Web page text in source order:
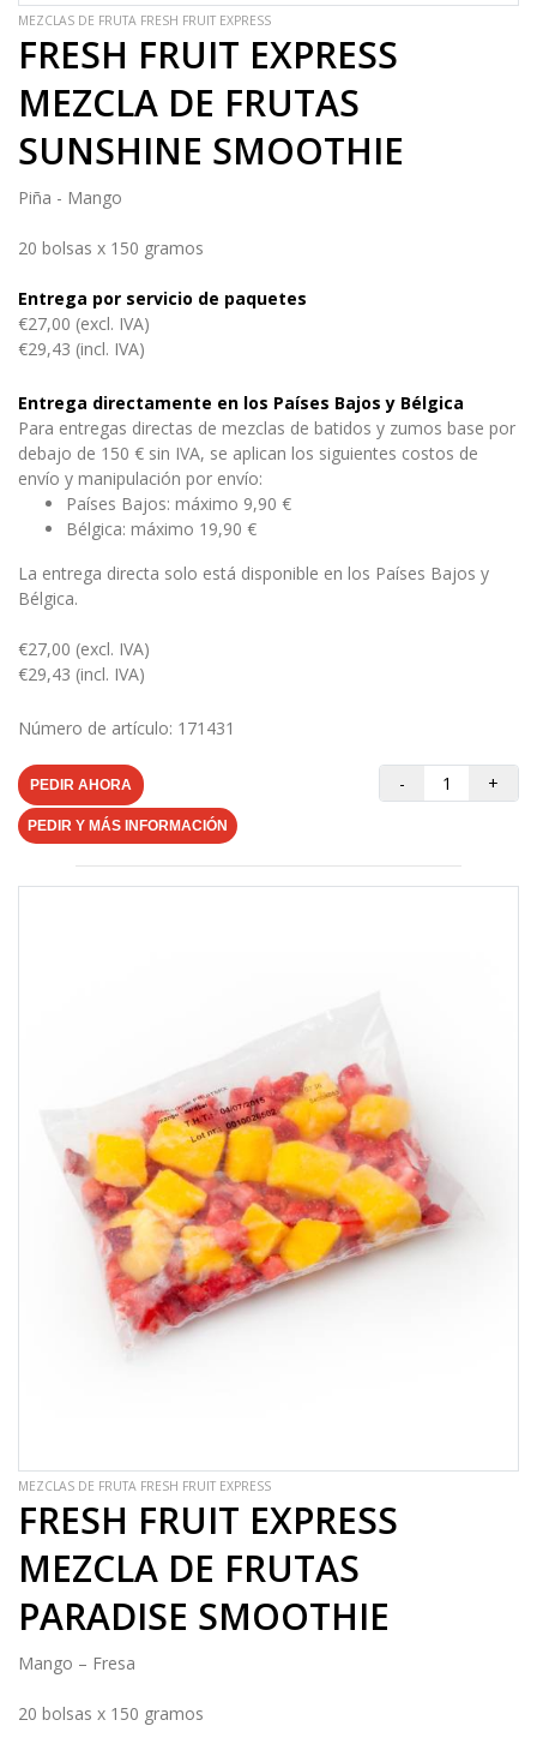
MEZCLAS DE FRUTA FRESH FRUIT EXPRESS
FRESH FRUIT EXPRESS
MEZCLA DE FRUTAS
SUNSHINE SMOOTHIE
Piña - Mango
20 bolsas x 150 gramos
Entrega por servicio de paquetes
€27,00 (excl. IVA)
€29,43 (incl. IVA)
Entrega directamente en los Países Bajos y Bélgica
Para entregas directas de mezclas de batidos y zumos base por
debajo de 150 € sin IVA, se aplican los siguientes costos de
envío y manipulación por envío:
Países Bajos: máximo 9,90 €
Bélgica: máximo 19,90 €
La entrega directa solo está disponible en los Países Bajos y
Bélgica.
€27,00 (excl. IVA)
€29,43 (incl. IVA)
Número de artículo: 171431
PEDIR AHORA - +
PEDIR Y MÁS INFORMACIÓN
MEZCLAS DE FRUTA FRESH FRUIT EXPRESS
FRESH FRUIT EXPRESS
MEZCLA DE FRUTAS
PARADISE SMOOTHIE
Mango – Fresa
20 bolsas x 150 gramos